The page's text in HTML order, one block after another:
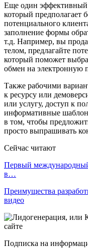
Еще один эффективный
который предполагает
потенциального
заполнение формы
т.д. Например, вы
телом, предлагайте
который поможет
обмен на электронную
Также рабочими
к ресурсу или
или услугу, доступ к
информативные
в том, чтобы
просто выпрашивать
Сейчас читают
Первый
в…
Преимущества
видео
Подписка на